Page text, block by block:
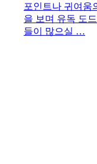
포인트나 귀여움
을 보며 유독 도
들이 많으실 …